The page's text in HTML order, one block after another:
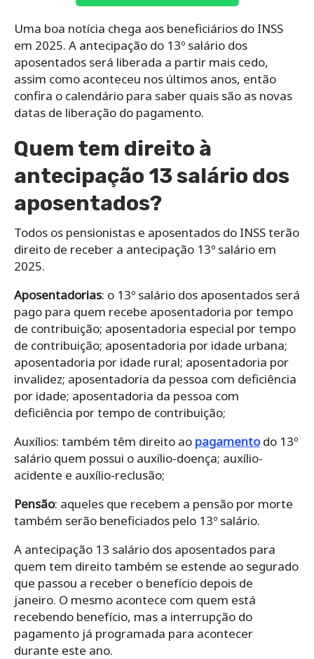
Uma boa notícia chega aos beneficiários do INSS
em 2025. A antecipação do 13º salário dos
aposentados será liberada a partir mais cedo,
assim como aconteceu nos últimos anos, então
confira o calendário para saber quais são as novas
datas de liberação do pagamento.
Quem tem direito à
antecipação 13 salário dos
aposentados?
Todos os pensionistas e aposentados do INSS terão
direito de receber a antecipação 13º salário em
2025.
Aposentadorias: o 13º salário dos aposentados será
pago para quem recebe aposentadoria por tempo
de contribuição; aposentadoria especial por tempo
de contribuição; aposentadoria por idade urbana;
aposentadoria por idade rural; aposentadoria por
invalidez; aposentadoria da pessoa com deficiência
por idade; aposentadoria da pessoa com
deficiência por tempo de contribuição;
Auxílios: também têm direito ao pagamentodo 13º
salário quem possui o auxílio-doença; auxílio-
acidente e auxílio-reclusão;
Pensão: aqueles que recebem a pensão por morte
também serão beneficiados pelo 13º salário.
A antecipação 13 salário dos aposentados para
quem tem direito também se estende ao segurado
que passou a receber o benefício depois de
janeiro. O mesmo acontece com quem está
recebendo benefício, mas a interrupção do
pagamento já programada para acontecer
durante este ano.